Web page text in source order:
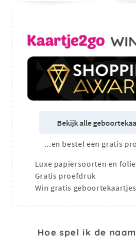
Bekijk alle
...en bestel een gratis
Luxe papiersoorten en
Gratis proefdruk
Win gratis geboortekaartjes
Hoe spel ik de